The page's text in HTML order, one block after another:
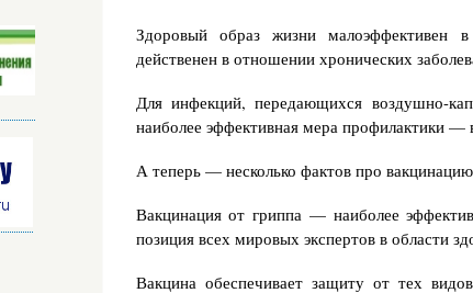
Здоровый образ жизни малоэффективен
действенен в отношении хронических
Для инфекций, передающихся воздушно-
наиболее эффективная мера профилактики —
А теперь — несколько фактов про
Вакцинация от гриппа — наиболее
позиция всех мировых экспертов в области
Вакцина обеспечивает защиту от тех